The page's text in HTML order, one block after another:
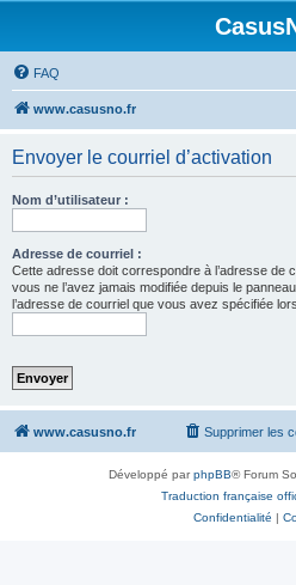
FAQ
www.casusno.fr
Envoyer le courriel d’activation
Nom d’utilisateur :
Adresse de courriel :
Cette adresse doit correspondre à l’adresse de
vous ne l’avez jamais modifiée depuis le
l’adresse de courriel que vous avez spécifiée
www.casusno.fr Supprimer les
Développé parphpBB® Forum
Traduction française
Confidentialité |